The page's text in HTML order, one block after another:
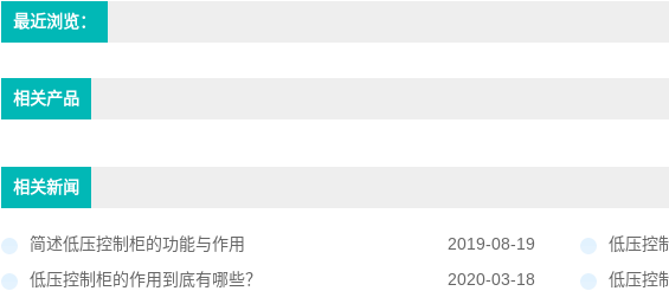
最近浏览：
相关产品
相关新闻
简述低压控制柜的功能与作用 2019-08-19 低压控制
低压控制柜的作用到底有哪些？
2020-03-18 低压控制